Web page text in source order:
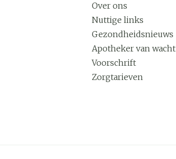
Over ons
Nuttige links
Gezondheidsnieuws
Apotheker van wacht
Voorschrift
Zorgtarieven